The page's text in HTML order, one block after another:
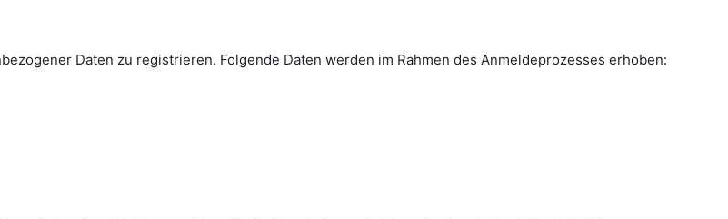
Daten zu registrieren. Folgende Daten werden im Rahmen des Anmeldeprozesses erhoben: